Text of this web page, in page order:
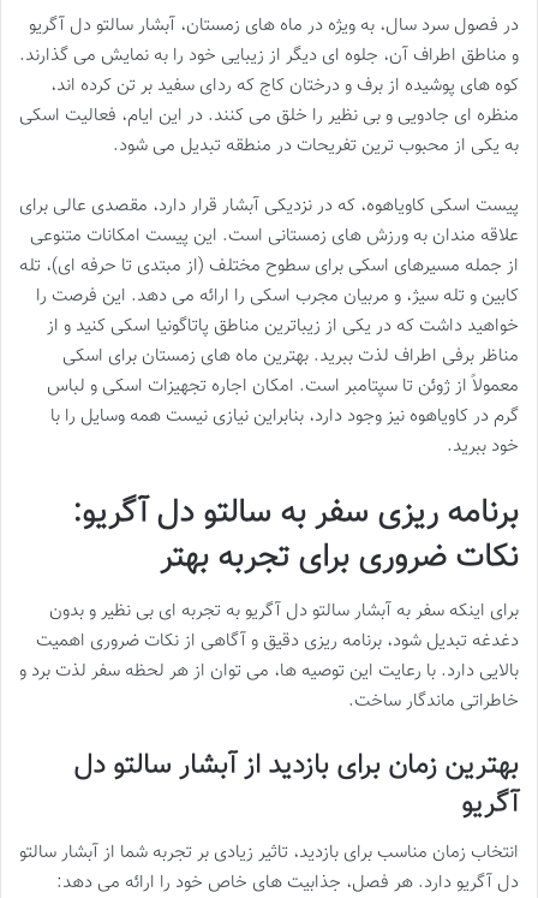
در فصول سرد سال، به ویژه در ماه های زمستان، آبشار سالتو دل آگریو
و مناطق اطراف آن، جلوه ای دیگر از زیبایی خود را به نمایش می گذارند.
کوه های پوشیده از برف و درختان کاج که ردای سفید بر تن کرده اند،
منظره ای جادویی و بی نظیر را خلق می کنند. در این ایام، فعالیت اسکی
به یکی از محبوب ترین تفریحات در منطقه تبدیل می شود.
پیست اسکی کاویاهوه، که در نزدیکی آبشار قرار دارد، مقصدی عالی برای
علاقه مندان به ورزش های زمستانی است. این پیست امکانات متنوعی
از جمله مسیرهای اسکی برای سطوح مختلف (از مبتدی تا حرفه ای)، تله
کابین و تله سیژ، و مربیان مجرب اسکی را ارائه می دهد. این فرصت را
خواهید داشت که در یکی از زیباترین مناطق پاتاگونیا اسکی کنید و از
مناظر برفی اطراف لذت ببرید. بهترین ماه های زمستان برای اسکی
معمولاً از ژوئن تا سپتامبر است. امکان اجاره تجهیزات اسکی و لباس
گرم در کاویاهوه نیز وجود دارد، بنابراین نیازی نیست همه وسایل را با
خود ببرید.
برنامه ریزی سفر به سالتو دل آگریو:
نکات ضروری برای تجربه بهتر
برای اینکه سفر به آبشار سالتو دل آگریو به تجربه ای بی نظیر و بدون
دغدغه تبدیل شود، برنامه ریزی دقیق و آگاهی از نکات ضروری اهمیت
بالایی دارد. با رعایت این توصیه ها، می توان از هر لحظه سفر لذت برد و
خاطراتی ماندگار ساخت.
بهترین زمان برای بازدید از آبشار سالتو دل
آگریو
انتخاب زمان مناسب برای بازدید، تاثیر زیادی بر تجربه شما از آبشار سالتو
دل آگریو دارد. هر فصل، جذابیت های خاص خود را ارائه می دهد: